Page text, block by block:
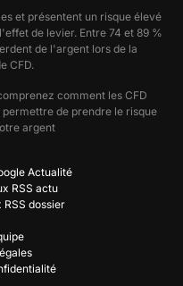
et présentent un risque élevé
de levier. Entre 74 et 89 %
de l'argent lors de la
CFD.
comment les CFD
de prendre le risque
argent
Actualité
RSS actu
dossier